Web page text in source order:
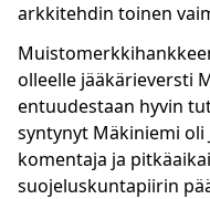
arkkitehdin toinen
olleelle jääkärieversti
entuudestaan hyvin
syntynyt Mäkiniemi oli
komentaja ja
suojeluskuntapiirin